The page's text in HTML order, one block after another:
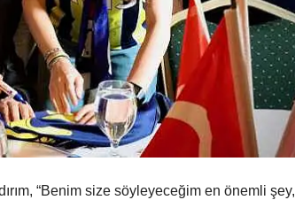
“Benim size söyleyeceğim en önemli şey,